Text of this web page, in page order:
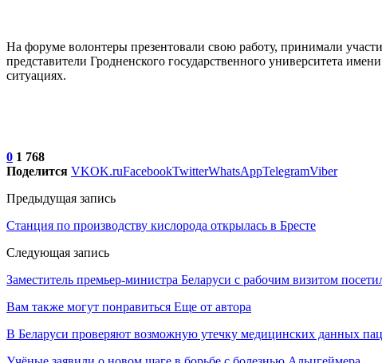
На форуме волонтеры презентовали свою работу, принимали
представители Гродненского государственного университета
ситуациях.
0 1 768
Поделится VKOK.ruFacebookTwitterWhatsAppTelegramViber
Предыдущая запись
Станция по производству кислорода открылась в Бресте
Следующая запись
Заместитель премьер-министра Беларуси с рабочим визитом
Вам также могут понравиться Еще от автора
В Беларуси проверяют возможную утечку медицинских данных